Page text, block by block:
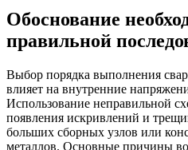
Обоснование
правильной
Выбор порядка выполнения
влияет на внутренние
Использование неправильной
появления искривлений и
больших сборных узлов или
металлов. Основные причины